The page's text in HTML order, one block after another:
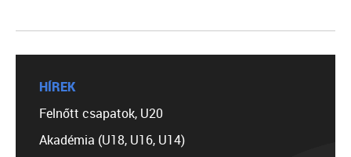
HÍREK
Felnőtt csapatok, U20
Akadémia (U18, U16, U14)